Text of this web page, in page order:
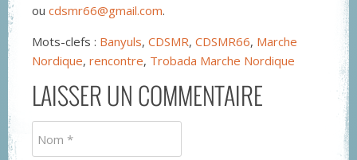
ou cdsmr66@gmail.com.
Mots-clefs : Banyuls, CDSMR, CDSMR66, Marche
Nordique, rencontre, Trobada Marche Nordique
LAISSER UN COMMENTAIRE